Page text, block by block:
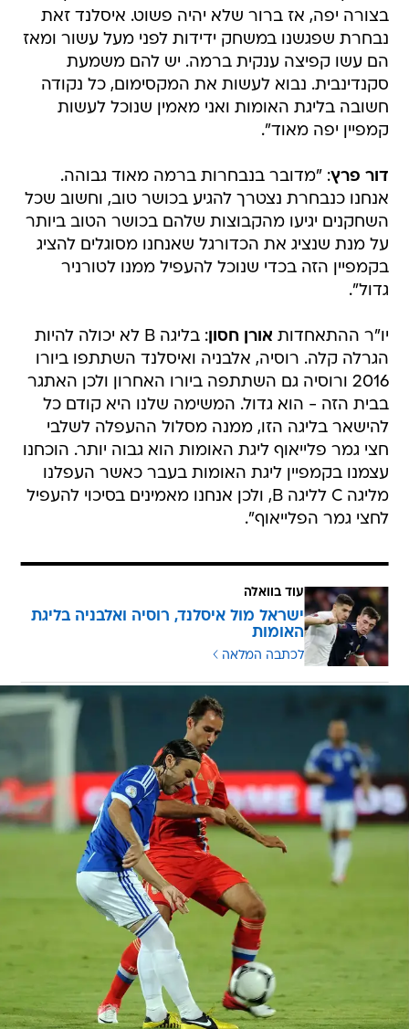
בצורה יפה, אז ברור שלא יהיה פשוט. איסלנד זאת
נבחרת שפגשנו במשחק ידידות לפני מעל עשור ומאז
הם עשו קפיצה ענקית ברמה. יש להם משמעת
סקנדינבית. נבוא לעשות את המקסימום, כל נקודה
חשובה בליגת האומות ואני מאמין שנוכל לעשות
קמפיין יפה מאוד".
דור פרץ: "מדובר בנבחרות ברמה מאוד גבוהה.
אנחנו כנבחרת נצטרך להגיע בכושר טוב, וחשוב שכל
השחקנים יגיעו מהקבוצות שלהם בכושר הטוב ביותר
על מנת שנציג את הכדורגל שאנחנו מסוגלים להציג
בקמפיין הזה בכדי שנוכל להעפיל ממנו לטורניר
גדול".
יו"ר ההתאחדות אורן חסון
: בליגה B לא יכולה להיות
הגרלה קלה. רוסיה, אלבניה ואיסלנד השתתפו ביורו
2016 ורוסיה גם השתתפה ביורו האחרון ולכן האתגר
בבית הזה - הוא גדול. המשימה שלנו היא קודם כל
להישאר בליגה הזו, ממנה מסלול ההעפלה לשלבי
חצי גמר פלייאוף ליגת האומות הוא גבוה יותר. הוכחנו
עצמנו בקמפיין ליגת האומות בעבר כאשר העפלנו
מליגה C לליגה B, ולכן אנחנו מאמינים בסיכוי להעפיל
לחצי גמר הפלייאוף".
עוד בוואלה
ישראל מול איסלנד, רוסיה ואלבניה בליגת
האומות
לכתבה המלאה